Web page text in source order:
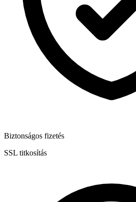
Biztonságos fizetés
SSL titkosítás